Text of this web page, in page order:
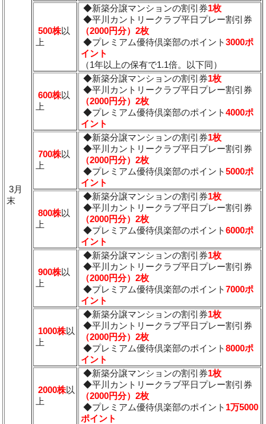
3月
末
500株以
上
◆新築分譲マンションの割引券1枚
◆平川カントリークラブ平日プレー割引券
（2000円分）2枚
◆プレミアム優待倶楽部のポイント3000ポ
イント
（1年以上の保有で1.1倍。以下同）
600株以
上
◆新築分譲マンションの割引券1枚
◆平川カントリークラブ平日プレー割引券
（2000円分）2枚
◆プレミアム優待倶楽部のポイント4000ポ
イント
700株以
上
◆新築分譲マンションの割引券1枚
◆平川カントリークラブ平日プレー割引券
（2000円分）2枚
◆プレミアム優待倶楽部のポイント5000ポ
イント
800株以
上
◆新築分譲マンションの割引券1枚
◆平川カントリークラブ平日プレー割引券
（2000円分）2枚
◆プレミアム優待倶楽部のポイント6000ポ
イント
900株以
上
◆新築分譲マンションの割引券1枚
◆平川カントリークラブ平日プレー割引券
（2000円分）2枚
◆プレミアム優待倶楽部のポイント7000ポ
イント
1000株以
上
◆新築分譲マンションの割引券1枚
◆平川カントリークラブ平日プレー割引券
（2000円分）2枚
◆プレミアム優待倶楽部のポイント8000ポ
イント
2000株以
上
◆新築分譲マンションの割引券1枚
◆平川カントリークラブ平日プレー割引券
（2000円分）2枚
◆プレミアム優待倶楽部のポイント 1万5000
ポイント